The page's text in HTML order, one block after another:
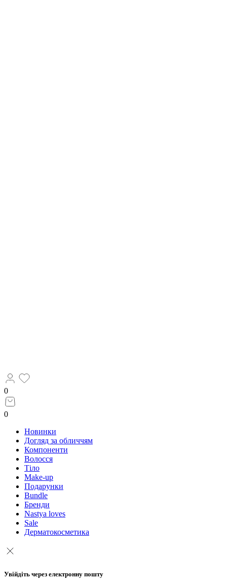
0
0
Новинки
Догляд за обличчям
Компоненти
Волосся
Тіло
Make-up
Подарунки
Bundle
Бренди
Nastya loves
Sale
Дерматокосметика
Увійдіть через електронну пошту